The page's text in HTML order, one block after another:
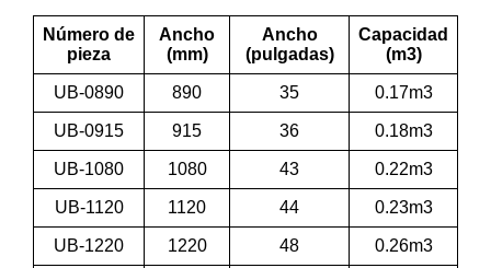
Número de
pieza
Ancho
(mm)
Ancho
(pulgadas)
Capacidad
(m3)
UB-0890 890 35 0.17m3
UB-0915 915 36 0.18m3
UB-1080 1080 43 0.22m3
UB-1120 1120 44 0.23m3
UB-1220 1220 48 0.26m3